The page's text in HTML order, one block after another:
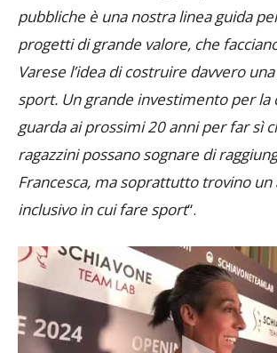
pubbliche è una nostra linea guida
progetti di grande valore, che
Varese l’idea di costruire davvero
sport. Un grande investimento per la
guarda ai prossimi 20 anni per far sì
ragazzini possano sognare di
Francesca, ma soprattutto trovino
inclusivo in cui fare sport“.